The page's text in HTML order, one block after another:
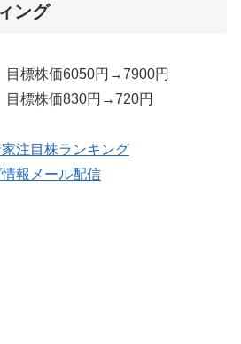
ング
目標株価6050円→7900円
目標株価830円→720円
注目株ランキング
報メール配信